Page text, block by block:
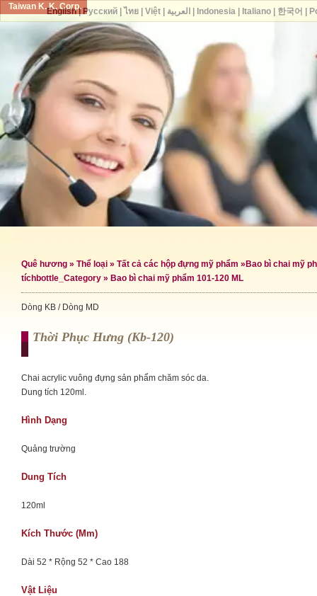
Taiwan K. K. Corp.
Quê hương » Thể loại » Tất cả các hộp đựng mỹ phẩm » Bao bì chai mỹ
tíchbottle_Category » Bao bì chai mỹ phẩm 101-120 ML
Dòng KB / Dòng MD
Thời Phục Hưng (kb-120)
Chai acrylic vuông đựng sản phẩm chăm sóc da.
Dung tích 120ml.
Hình Dạng
Quảng trường
Dung Tích
120ml
Kích Thước (mm)
Dài 52 * Rộng 52 * Cao 188
Vật Liệu
English| Русский| ไทย| Việt| العربية Indonesia| Italiano| 한국어